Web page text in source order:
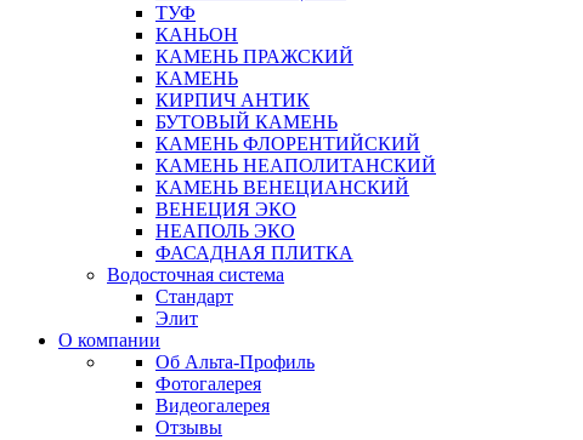
ТУФ
КАНЬОН
КАМЕНЬ ПРАЖСКИЙ
КАМЕНЬ
КИРПИЧ АНТИК
БУТОВЫЙ КАМЕНЬ
КАМЕНЬ ФЛОРЕНТИЙСКИЙ
КАМЕНЬ НЕАПОЛИТАНСКИЙ
КАМЕНЬ ВЕНЕЦИАНСКИЙ
ВЕНЕЦИЯ ЭКО
НЕАПОЛЬ ЭКО
ФАСАДНАЯ ПЛИТКА
Водосточная система
Стандарт
Элит
О компании
Об Альта-Профиль
Фотогалерея
Видеогалерея
Отзывы